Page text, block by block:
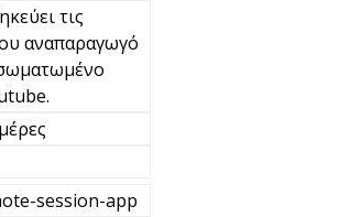
τις
αναπαραγωγό
session-app